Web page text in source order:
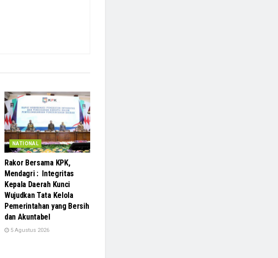
NATIONAL
Rakor Bersama KPK,
Mendagri : Integritas
Kepala Daerah Kunci
Wujudkan Tata Kelola
Pemerintahan yang Bersih
dan Akuntabel
5 Agustus 2026